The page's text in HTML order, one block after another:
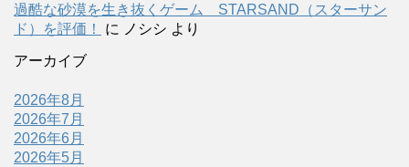
過酷な砂漠を生き抜くゲーム STARSAND（スターサン
ド）を評価！
に ノシシ より
アーカイブ
2026年8月
2026年7月
2026年6月
2026年5月